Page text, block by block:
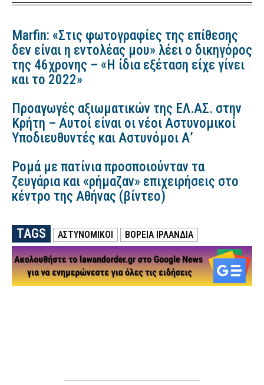
Marfin: «Στις φωτογραφίες της επίθεσης
δεν είναι η εντολέας μου» λέει ο δικηγόρος
της 46χρονης – «Η ίδια εξέταση είχε γίνει
και το 2022»
Προαγωγές αξιωματικών της ΕΛ.ΑΣ. στην
Κρήτη – Αυτοί είναι οι νέοι Αστυνομικοί
Υποδιευθυντές και Αστυνόμοι Α’
Ρομά με πατίνια προσποιούνταν τα
ζευγάρια και «ρήμαζαν» επιχειρήσεις στο
κέντρο της Αθήνας (βίντεο)
TAGS ΑΣΤΥΝΟΜΙΚΟΙ ΒΌΡΕΙΑ ΙΡΛΑΝΔΊΑ